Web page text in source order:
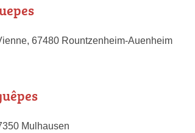
67480 Rountzenheim-Auenheim
Mulhausen